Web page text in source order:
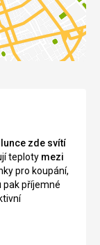
zde svítí
teploty mezi
pro koupání,
pak příjemné